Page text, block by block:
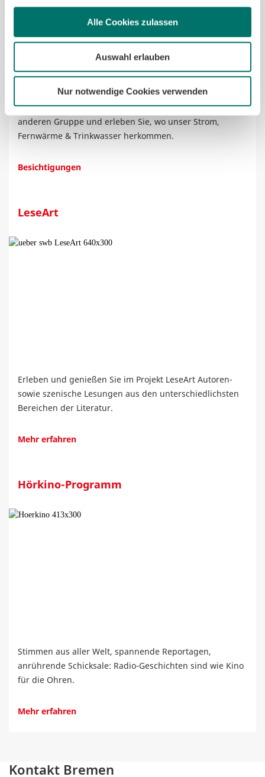
Alle Cookies zulassen
Auswahl erlauben
Nur notwendige Cookies verwenden
Besuchen Sie uns mit Ihrer Schulklasse oder einer
anderen Gruppe und erleben Sie, wo unser Strom,
Fernwärme & Trinkwasser herkommen.
Besichtigungen
LeseArt
Erleben und genießen Sie im Projekt LeseArt Autoren-
sowie szenische Lesungen aus den unterschiedlichsten
Bereichen der Literatur.
Mehr erfahren
Hörkino-Programm
Stimmen aus aller Welt, spannende Reportagen,
anrührende Schicksale: Radio-Geschichten sind wie Kino
für die Ohren.
Mehr erfahren
Kontakt Bremen